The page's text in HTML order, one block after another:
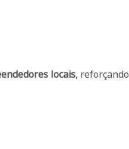
locais, reforçando